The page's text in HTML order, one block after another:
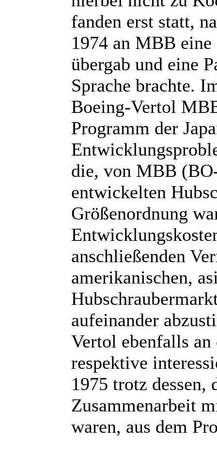
fanden erst statt,
1974 an MBB
übergab und eine
Sprache brachte.
Boeing-Vertol
Programm der
die, von MBB
entwickelten
Größenordnung
anschließenden
amerikanischen,
aufeinander
Vertol ebenfalls
respektive
1975 trotz
Zusammenarbeit
waren, aus dem